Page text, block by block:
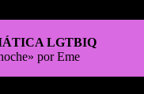
LGTBIQ
por Eme